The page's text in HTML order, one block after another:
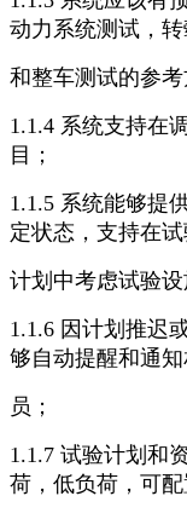
动力系统测试，
和整车测试的参考
1.1.4 系统支持在
目；
1.1.5 系统能够提
定状态，支持在
计划中考虑试验设
1.1.6 因计划推迟
够自动提醒和通知
员；
1.1.7 试验计划和
荷，低负荷，可